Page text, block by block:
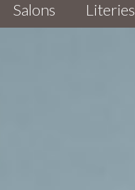
Salons Literies